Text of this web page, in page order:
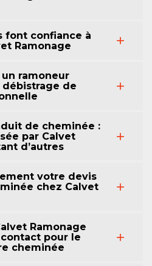
font confiance à
Ramonage
un ramoneur
débistrage de
de cheminée :
par Calvet
d’autres
votre devis
chez Calvet
Ramonage
pour le
cheminée